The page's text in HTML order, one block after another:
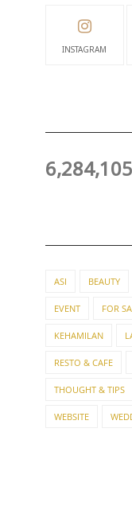
INSTAGRAM
6,284,105
ASI BEAUTY
EVENT FOR
KEHAMILAN
RESTO & CAFE
THOUGHT & TIPS
WEBSITE